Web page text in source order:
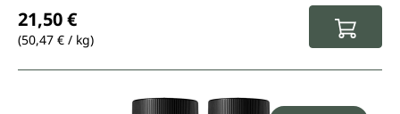
21,50 €
(50,47 € / kg)